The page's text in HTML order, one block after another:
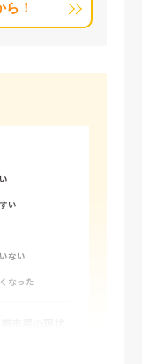
！
い
ない
なった